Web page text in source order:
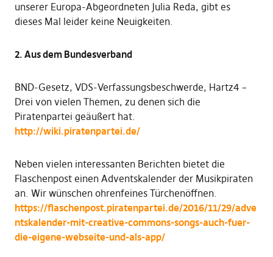
unserer Europa-Abgeordneten Julia Reda, gibt es
dieses Mal leider keine Neuigkeiten.
2. Aus dem Bundesverband
BND-Gesetz, VDS-Verfassungsbeschwerde, Hartz4 –
Drei von vielen Themen, zu denen sich die
Piratenpartei geäußert hat.
http://wiki.piratenpartei.de/
Neben vielen interessanten Berichten bietet die
Flaschenpost einen Adventskalender der Musikpiraten
an. Wir wünschen ohrenfeines Türchenöffnen.
https://flaschenpost.piratenpartei.de/2016/11/29/adve
ntskalender-mit-creative-commons-songs-auch-fuer-
die-eigene-webseite-und-als-app/